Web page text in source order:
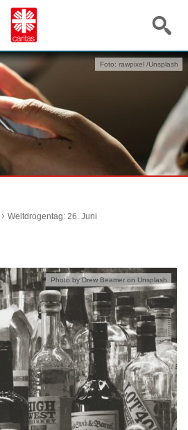
Foto: rawpixel /Unsplash
Weltdrogentag: 26. Juni
Photo by Drew Beamer on Unsplash